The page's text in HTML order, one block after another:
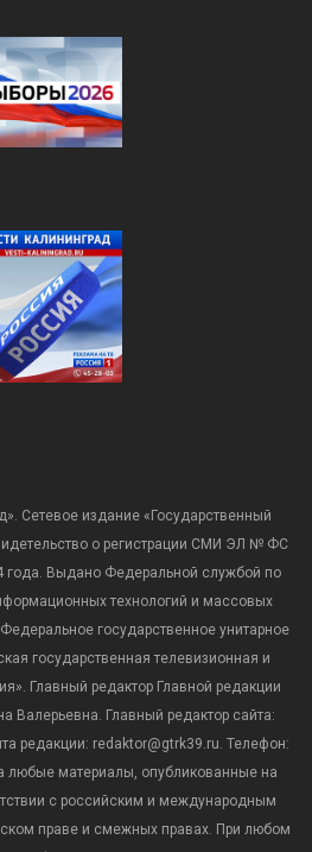
Сетевое издание «Государственный
о регистрации СМИ ЭЛ № ФС
года. Выдано Федеральной службой по
технологий и массовых
государственное унитарное
государственная телевизионная и
Главный редактор Главной редакции
Валерьевна. Главный редактор сайта:
редакции: redaktor@gtrk39.ru. Телефон:
любые материалы, опубликованные на
с российским и международным
праве и смежных правах. При любом